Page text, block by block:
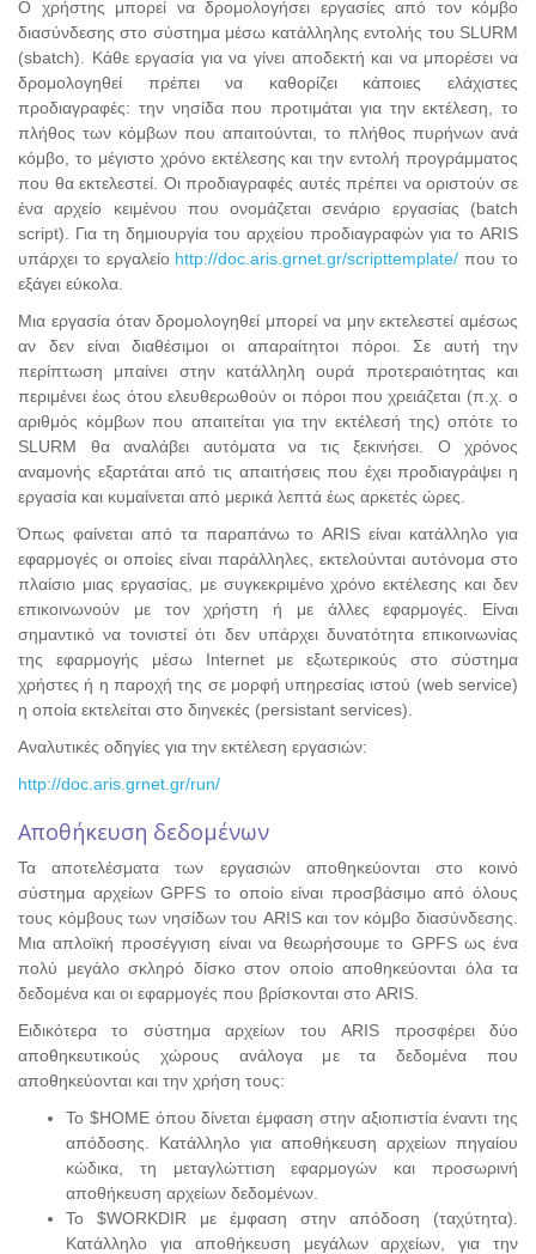
Ο χρήστης μπορεί να δρομολογήσει εργασίες από τον κόμβο
διασύνδεσης στο σύστημα μέσω κατάλληλης εντολής του SLURM
(sbatch). Κάθε εργασία για να γίνει αποδεκτή και να μπορέσει να
δρομολογηθεί πρέπει να καθορίζει κάποιες ελάχιστες
προδιαγραφές: την νησίδα που προτιμάται για την εκτέλεση, το
πλήθος των κόμβων που απαιτούνται, το πλήθος πυρήνων ανά
κόμβο, το μέγιστο χρόνο εκτέλεσης και την εντολή προγράμματος
που θα εκτελεστεί. Οι προδιαγραφές αυτές πρέπει να οριστούν σε
ένα αρχείο κειμένου που ονομάζεται σενάριο εργασίας (batch
script). Για τη δημιουργία του αρχείου προδιαγραφών για το ARIS
υπάρχει το εργαλείο http://doc.aris.grnet.gr/scripttemplate/ που το
εξάγει εύκολα.
Μια εργασία όταν δρομολογηθεί μπορεί να μην εκτελεστεί αμέσως
αν δεν είναι διαθέσιμοι οι απαραίτητοι πόροι. Σε αυτή την
περίπτωση μπαίνει στην κατάλληλη ουρά προτεραιότητας και
περιμένει έως ότου ελευθερωθούν οι πόροι που χρειάζεται (π.χ. ο
αριθμός κόμβων που απαιτείται για την εκτέλεσή της) οπότε το
SLURM θα αναλάβει αυτόματα να τις ξεκινήσει. Ο χρόνος
αναμονής εξαρτάται από τις απαιτήσεις που έχει προδιαγράψει η
εργασία και κυμαίνεται από μερικά λεπτά έως αρκετές ώρες.
Όπως φαίνεται από τα παραπάνω το ARIS είναι κατάλληλο για
εφαρμογές οι οποίες είναι παράλληλες, εκτελούνται αυτόνομα στο
πλαίσιο μιας εργασίας, με συγκεκριμένο χρόνο εκτέλεσης και δεν
επικοινωνούν με τον χρήστη ή με άλλες εφαρμογές. Είναι
σημαντικό να τονιστεί ότι δεν υπάρχει δυνατότητα επικοινωνίας
της εφαρμογής μέσω Internet με εξωτερικούς στο σύστημα
χρήστες ή η παροχή της σε μορφή υπηρεσίας ιστού (web service)
η οποία εκτελείται στο διηνεκές (persistant services).
Αναλυτικές οδηγίες για την εκτέλεση εργασιών:
http://doc.aris.grnet.gr/run/
Αποθήκευση δεδομένων
Τα αποτελέσματα των εργασιών αποθηκεύονται στο κοινό
σύστημα αρχείων GPFS το οποίο είναι προσβάσιμο από όλους
τους κόμβους των νησίδων του ARIS και τον κόμβο διασύνδεσης.
Μια απλοϊκή προσέγγιση είναι να θεωρήσουμε το GPFS ως ένα
πολύ μεγάλο σκληρό δίσκο στον οποίο αποθηκεύονται όλα τα
δεδομένα και οι εφαρμογές που βρίσκονται στο ARIS.
Ειδικότερα το σύστημα αρχείων του ARIS προσφέρει δύο
αποθηκευτικούς χώρους ανάλογα με τα δεδομένα που
αποθηκεύονται και την χρήση τους:
Το $HOME όπου δίνεται έμφαση στην αξιοπιστία έναντι της
απόδοσης. Κατάλληλο για αποθήκευση αρχείων πηγαίου
κώδικα, τη μεταγλώττιση εφαρμογών και προσωρινή
αποθήκευση αρχείων δεδομένων.
Το $WORKDIR με έμφαση στην απόδοση (ταχύτητα).
Κατάλληλο για αποθήκευση μεγάλων αρχείων, για την